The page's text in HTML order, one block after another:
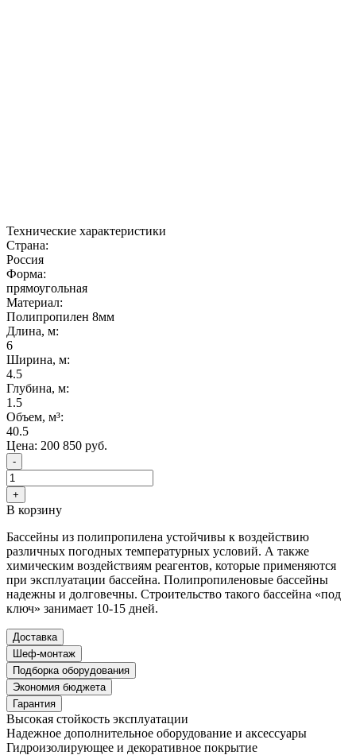
Технические характеристики
Страна:
Россия
Форма:
прямоугольная
Материал:
Полипропилен 8мм
Длина, м:
6
Ширина, м:
4.5
Глубина, м:
1.5
Объем, м³:
40.5
Цена: 200 850 руб.
-
+
В корзину
Бассейны из полипропилена устойчивы к воздействию
различных погодных температурных условий. А также
химическим воздействиям реагентов, которые применяются
при эксплуатации бассейна. Полипропиленовые бассейны
надежны и долговечны. Строительство такого бассейна «под
ключ» занимает 10-15 дней.
Доставка
Шеф-монтаж
Подборка оборудования
Экономия бюджета
Гарантия
Высокая стойкость эксплуатации
Надежное дополнительное оборудование и аксессуары
Гидроизолирующее и декоративное покрытие